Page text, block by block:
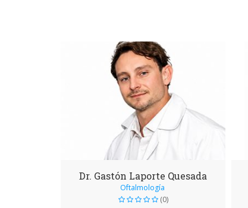
Dr. Gastón Laporte Quesada
Oftalmología
(0)